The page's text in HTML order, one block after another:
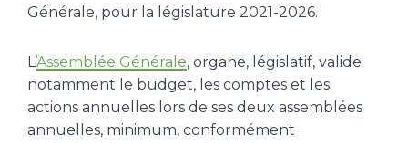
Générale, pour la législature 2021-2026.
L’Assemblée Générale, organe, législatif, valide
notamment le budget, les comptes et les
actions annuelles lors de ses deux assemblées
annuelles, minimum, conformément